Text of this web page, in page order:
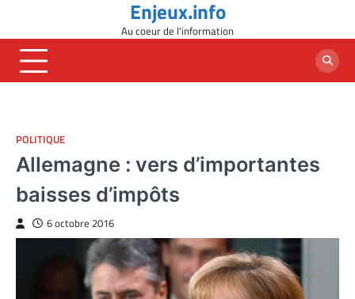
content
Enjeux.info
Au coeur de l'information
POLITIQUE
Allemagne : vers d’importantes
baisses d’impôts
6 octobre 2016